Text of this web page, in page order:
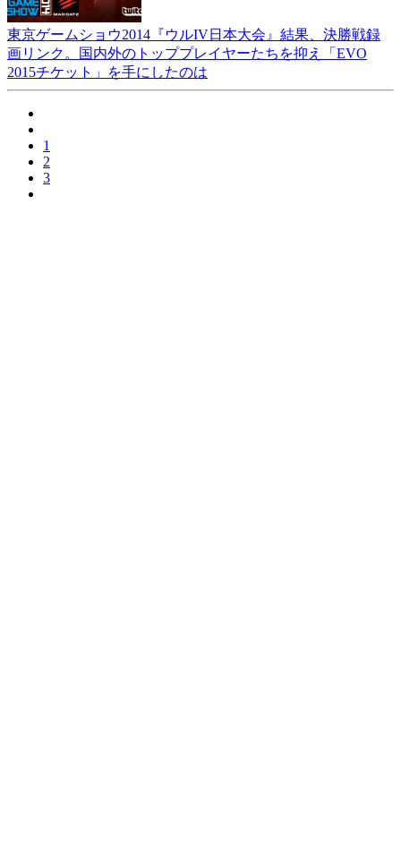
東京ゲームショウ2014『ウルIV日本大会』結果、決勝戦録
画リンク。国内外のトッププレイヤーたちを抑え「EVO
2015チケット」を手にしたのは
1
2
3